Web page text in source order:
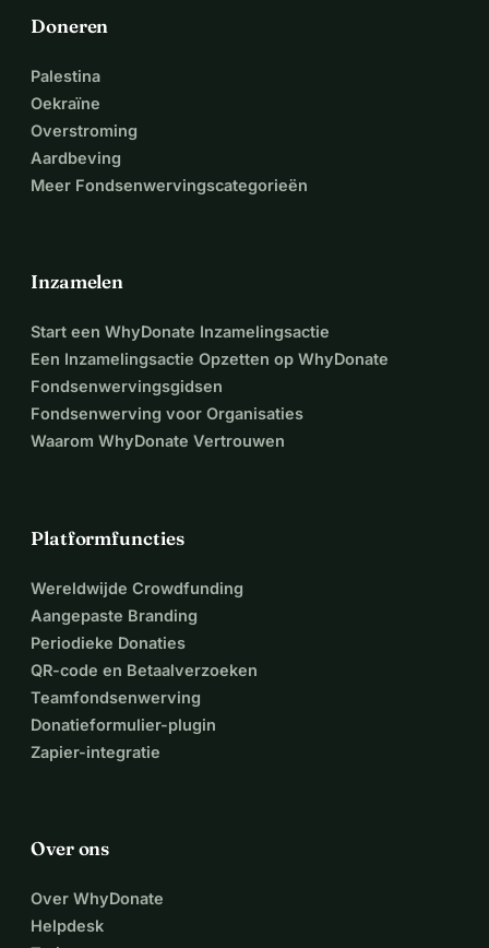
Doneren
Palestina
Oekraïne
Overstroming
Aardbeving
Meer Fondsenwervingscategorieën
Inzamelen
Start een WhyDonate Inzamelingsactie
Een Inzamelingsactie Opzetten op WhyDonate
Fondsenwervingsgidsen
Fondsenwerving voor Organisaties
Waarom WhyDonate Vertrouwen
Platformfuncties
Wereldwijde Crowdfunding
Aangepaste Branding
Periodieke Donaties
QR-code en Betaalverzoeken
Teamfondsenwerving
Donatieformulier-plugin
Zapier-integratie
Over ons
Over WhyDonate
Helpdesk